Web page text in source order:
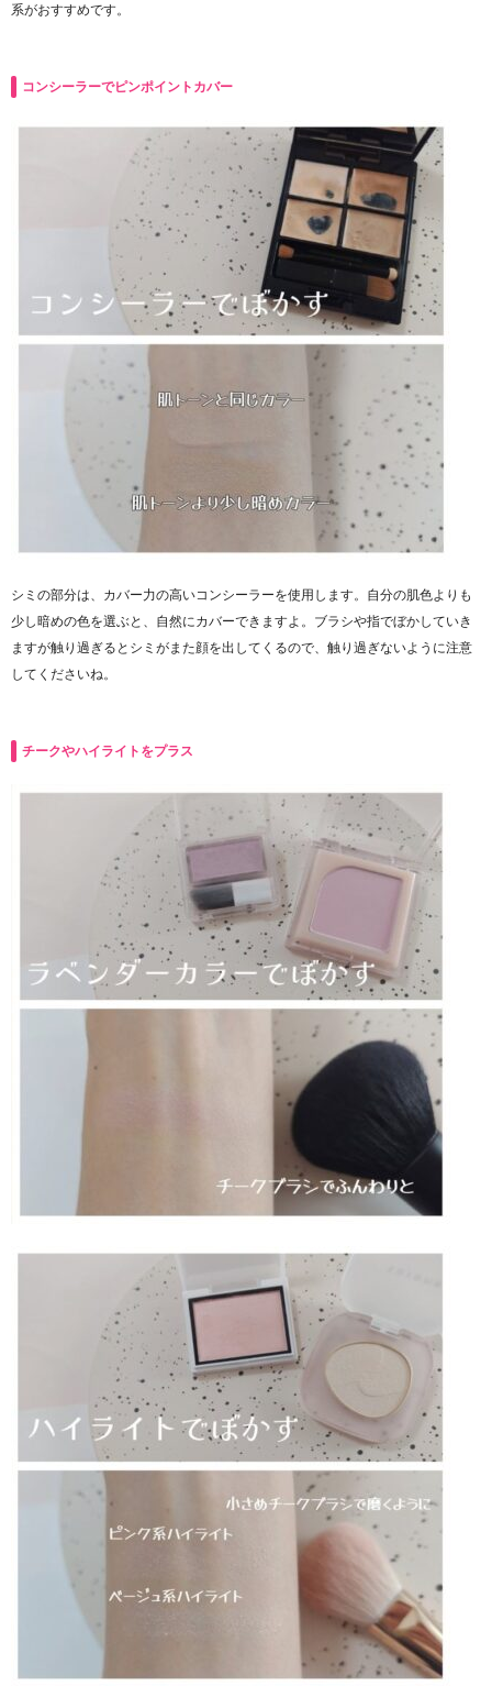
系がおすすめです。
コンシーラーでピンポイントカバー
シミの部分は、カバー力の高いコンシーラーを使用します。自分の肌色よりも
少し暗めの色を選ぶと、自然にカバーできますよ。ブラシや指でぼかしていき
ますが触り過ぎるとシミがまた顔を出してくるので、触り過ぎないように注意
してくださいね。
チークやハイライトをプラス